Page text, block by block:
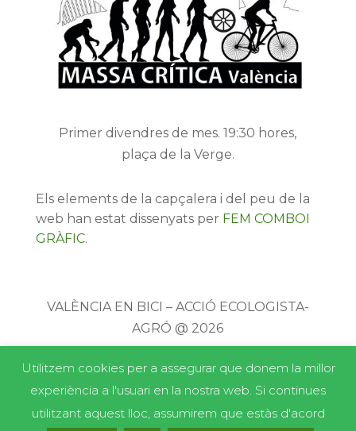
Primer divendres de mes. 19:30 hores,
plaça de la Verge.
Els elements de la capçalera i del peu de la
web han estat dissenyats per FEM COMBOI
GRÀFIC.
VALÈNCIA EN BICI – ACCIÓ ECOLOGISTA-
AGRÓ @ 2026
Utilitzem cookies per a assegurar que donem la millor
experiència a l'usuari en la nostra web. Si continues
utilitzant aquest lloc, assumirem que estàs d'acord